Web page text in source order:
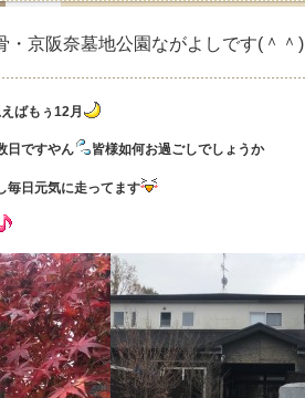
・京阪奈墓地公園ながよしです(＾＾)
ばもぅ12月
日ですやん 皆様如何お過ごしでしょうか
毎日元気に走ってます